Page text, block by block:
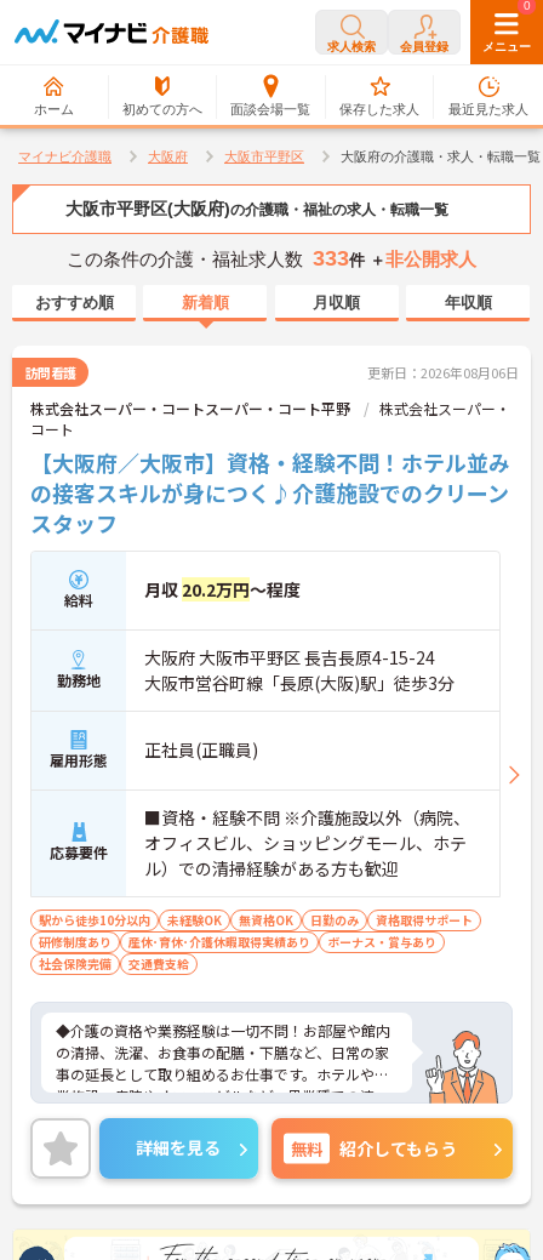
求人検索 会員登録 メニュー
ホーム 初めての方へ 面談会場一覧
0
保存した求人
0
最近見た求人
マイナビ介護職 大阪府 大阪市平野区 大阪府の介護職・求人・転職一覧
大阪市平野区(大阪府)の介護職・福祉の求人・転職一覧
この条件の介護・福祉求人数 333件 ＋非公開求人
おすすめ順 新着順 月収順 年収順
訪問看護 更新日：2026年08月06日
株式会社スーパー・コートスーパー・コート平野
株式会社スーパー・
コート
【大阪府／大阪市】資格・経験不問！ホテル並み
の接客スキルが身につく♪介護施設でのクリーン
スタッフ
給料 月収 20.2万円～程度
勤務地
大阪府 大阪市平野区 長吉長原4-15-24
大阪市営谷町線「長原(大阪)駅」徒歩3分
雇用形態 正社員(正職員)
応募要件
■資格・経験不問 ※介護施設以外（病院、
オフィスビル、ショッピングモール、ホテ
ル）での清掃経験がある方も歓迎
駅から徒歩10分以内 未経験OK 無資格OK 日勤のみ
資格取得サポート
研修制度あり
産休･育休･介護休暇取得実績あり
ボーナス・賞与あり
社会保険完備
交通費支給
◆介護の資格や業務経験は一切不問！お部屋や館内
の清掃、洗濯、お食事の配膳・下膳など、日常の家
事の延長として取り組めるお仕事です。ホテルや商
業施設、病院やオフィスビルなど、異業種での清
掃・クリーニング経験がある方もスキルを存分に活
かしてご活躍いただけます。
◆安定の正社員雇用で、賞与年2回や最大5万円の通
勤手当、食事補助など待遇面がしっかり整っていま
す。入社後の丁寧なOJT研修に加え、資格取得支援
制度も完備されているため、働きながら確かなステ
ップアップを目指せる環境です。
詳細を見る 無料 紹介してもらう